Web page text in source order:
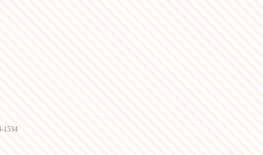
1534